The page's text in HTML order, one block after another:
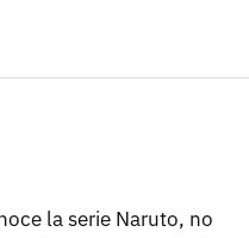
la serie Naruto, no